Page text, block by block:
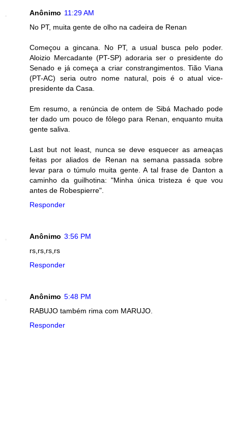
Anônimo 11:29 AM
No PT, muita gente de olho na cadeira de Renan
Começou a gincana. No PT, a usual busca pelo poder.
Aloizio Mercadante (PT-SP) adoraria ser o presidente do
Senado e já começa a criar constrangimentos. Tião Viana
(PT-AC) seria outro nome natural, pois é o atual vice-
presidente da Casa.
Em resumo, a renúncia de ontem de Sibá Machado pode
ter dado um pouco de fôlego para Renan, enquanto muita
gente saliva.
Last but not least, nunca se deve esquecer as ameaças
feitas por aliados de Renan na semana passada sobre
levar para o túmulo muita gente. A tal frase de Danton a
caminho da guilhotina: "Minha única tristeza é que vou
antes de Robespierre".
Responder
Anônimo 3:56 PM
rs,rs,rs,rs
Responder
Anônimo 5:48 PM
RABUJO também rima com MARUJO.
Responder